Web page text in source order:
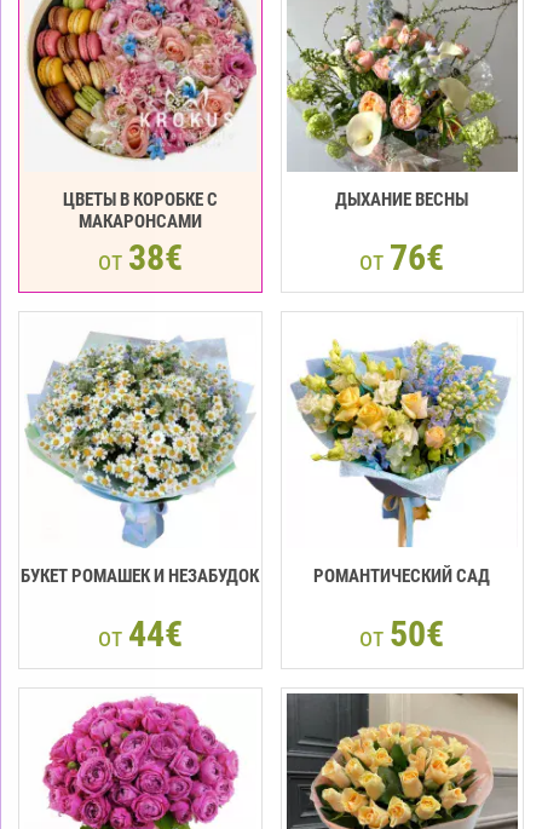
ЦВЕТЫ В КОРОБКЕ С
МАКАРOНCАМИ
от 38€
ДЫХАНИЕ ВЕСНЫ
от 76€
БУКЕТ РОМАШЕК И НЕЗАБУДОК
от 44€
РОМАНТИЧЕСКИЙ САД
от 50€